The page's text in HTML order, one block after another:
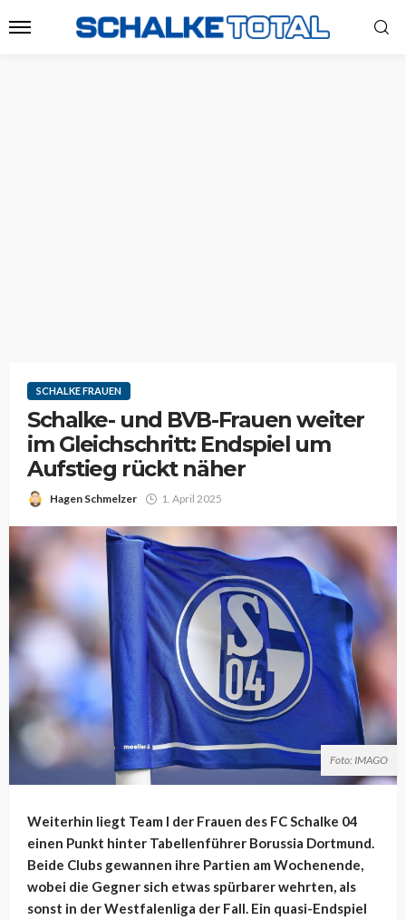
SCHALKE FRAUEN
Schalke- und BVB-Frauen weiter
im Gleichschritt: Endspiel um
Aufstieg rückt näher
Hagen Schmelzer 1. April 2025
Foto: IMAGO
Weiterhin liegt Team I der Frauen des FC Schalke 04
einen Punkt hinter Tabellenführer Borussia Dortmund.
Beide Clubs gewannen ihre Partien am Wochenende,
wobei die Gegner sich etwas spürbarer wehrten, als
sonst in der Westfalenliga der Fall. Ein quasi-Endspiel